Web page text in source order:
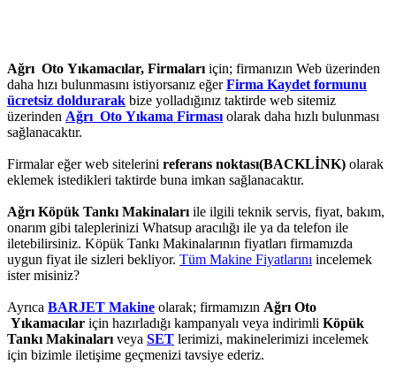
Ağrı Oto Yıkamacılar, Firmalarıiçin; firmanızın Web üzerinden
daha hızı bulunmasını istiyorsanız eğerFirma Kaydet formunu
ücretsiz doldurarak bize yolladığınız taktirde web sitemiz
üzerinden Ağrı Oto Yıkama Firmasıolarak daha hızlı bulunması
sağlanacaktır.
Firmalar eğer web sitelerini referans noktası(BACKLİNK) olarak
eklemek istedikleri taktirde buna imkan sağlanacaktır.
Ağrı Köpük Tankı Makinalarıile ilgili teknik servis, fiyat, bakım,
onarım gibi taleplerinizi Whatsup aracılığı ile ya da telefon ile
iletebilirsiniz. Köpük Tankı Makinalarının fiyatları firmamızda
uygun fiyat ile sizleri bekliyor. Tüm Makine Fiyatlarını incelemek
ister misiniz?
Ayrıca BARJET Makine olarak; firmamızın Ağrı Oto
Yıkamacılar için hazırladığı kampanyalı veya indirimli Köpük
Tankı Makinalarıveya SET lerimizi, makinelerimizi incelemek
için bizimle iletişime geçmenizi tavsiye ederiz.